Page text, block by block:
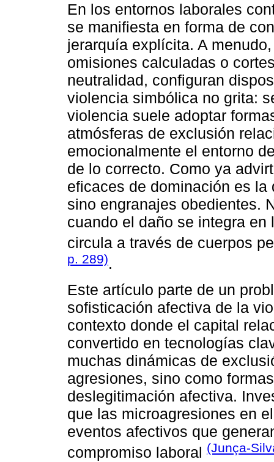
En los entornos laborales
se manifiesta en forma de
jerarquía explícita. A
omisiones calculadas o
neutralidad, configuran
violencia simbólica no grita:
violencia suele adoptar
atmósferas de exclusión
emocionalmente el entorno
de lo correcto. Como ya
eficaces de dominación es
sino engranajes obedientes.
cuando el daño se integra
circula a través de cuerpos
p. 289).
Este artículo parte de un
sofisticación afectiva de la
contexto donde el capital
convertido en tecnologías
muchas dinámicas de
agresiones, sino como
deslegitimación afectiva.
que las microagresiones en
eventos afectivos que
compromiso laboral (Junça-